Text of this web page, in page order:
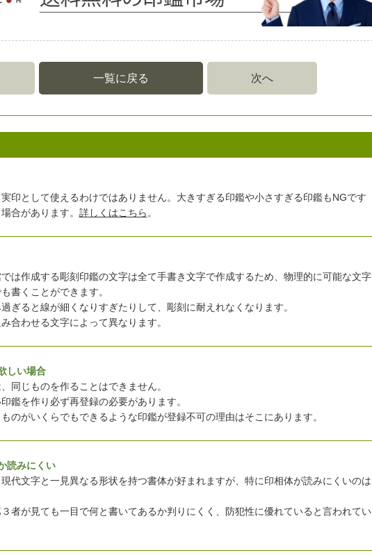
一覧に戻る 次へ
印として使えるわけではありません。大きすぎる印鑑や小さすぎる印鑑もNGです
合があります。 詳しくはこちら 。
は作成する彫刻印鑑の文字は全て手書き文字で作成するため、物理的に可能な文字
書くことができます。
ぎると線が細くなりすぎたりして、彫刻に耐えれなくなります。
合わせる文字によって異なります。
しい場合
同じものを作ることはできません。
鑑を作り必ず再登録の必要があります。
のがいくらでもできるような印鑑が登録不可の理由はそこにあります。
読みにくい
代文字と一見異なる形状を持つ書体が好まれますが、特に印相体が読みにくいのは
者が見ても一目で何と書いてあるか判りにくく、防犯性に優れていると言われてい